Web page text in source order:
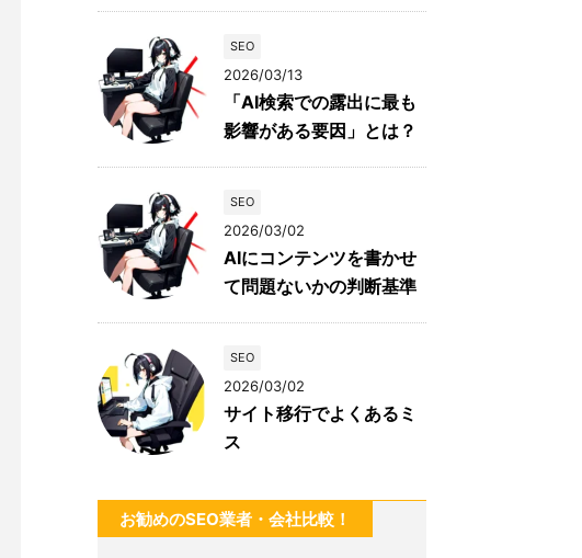
SEO
2026/03/13
「AI検索での露出に最も
影響がある要因」とは？
SEO
2026/03/02
AIにコンテンツを書かせ
て問題ないかの判断基準
SEO
2026/03/02
サイト移行でよくあるミ
ス
お勧めのSEO業者・会社比較！